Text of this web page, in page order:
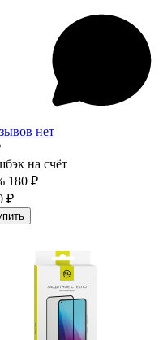
нет
на счёт
180 ₽
₽